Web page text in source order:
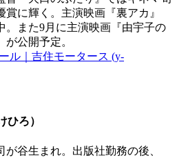
に輝く。主演映画『裏アカ』
。また9月に主演映画『由宇子の
公開予定。
ル｜吉住モータース (y-
ひろ）
が谷生まれ。出版社勤務の後、